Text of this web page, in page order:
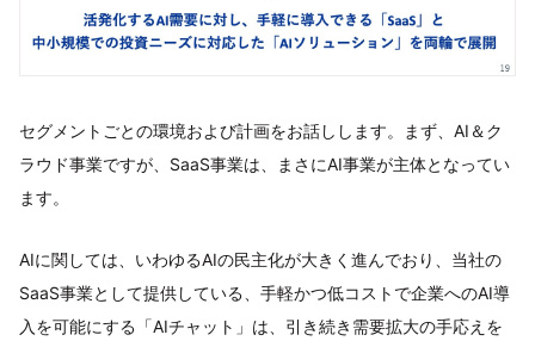
セグメントごとの環境および計画をお話しします。まず、AI＆ク
ラウド事業ですが、SaaS事業は、まさにAI事業が主体となってい
ます。
AIに関しては、いわゆるAIの民主化が大きく進んでおり、当社の
SaaS事業として提供している、手軽かつ低コストで企業へのAI導
入を可能にする「AIチャット」は、引き続き需要拡大の手応えを